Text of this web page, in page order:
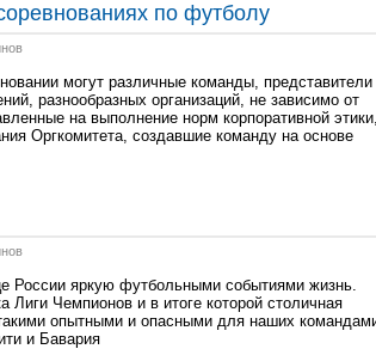
по футболу
могут различные команды, представители
разнообразных организаций, не зависимо от
на выполнение норм корпоративной
Оргкомитета, создавшие команду на основе
России яркую футбольными событиями жизнь.
Лиги Чемпионов и в итоге которой столичная
опытными и опасными для наших
и Бавария